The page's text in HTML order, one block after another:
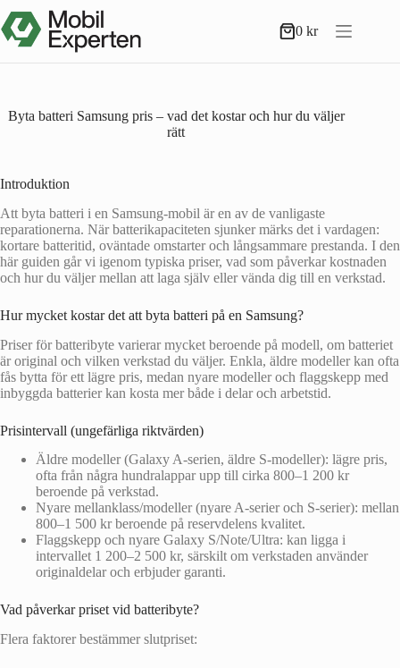
till
innehåll
Varukorg
0kr
Byta batteri Samsung pris – vad det kostar och hur du väljer
rätt
Introduktion
Att byta batteri i en Samsung-mobil är en av de vanligaste
reparationerna. När batterikapaciteten sjunker märks det i vardagen:
kortare batteritid, oväntade omstarter och långsammare prestanda. I den
här guiden går vi igenom typiska priser, vad som påverkar kostnaden
och hur du väljer mellan att laga själv eller vända dig till en verkstad.
Hur mycket kostar det att byta batteri på en Samsung?
Priser för batteribyte varierar mycket beroende på modell, om batteriet
är original och vilken verkstad du väljer. Enkla, äldre modeller kan ofta
fås bytta för ett lägre pris, medan nyare modeller och flaggskepp med
inbyggda batterier kan kosta mer både i delar och arbetstid.
Prisintervall (ungefärliga riktvärden)
Äldre modeller (Galaxy A‑serien, äldre S‑modeller): lägre pris,
ofta från några hundralappar upp till cirka 800–1 200 kr
beroende på verkstad.
Nyare mellanklass/modeller (nyare A‑serier och S‑serier): mellan
800–1 500 kr beroende på reservdelens kvalitet.
Flaggskepp och nyare Galaxy S/Note/Ultra: kan ligga i
intervallet 1 200–2 500 kr, särskilt om verkstaden använder
originaldelar och erbjuder garanti.
Vad påverkar priset vid batteribyte?
Flera faktorer bestämmer slutpriset: